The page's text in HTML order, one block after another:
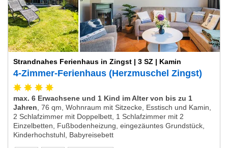
Strandnahes Ferienhaus in Zingst | 3 SZ | Kamin
4-Zimmer-Ferienhaus (Herzmuschel Zingst)
max. 6 Erwachsene und 1 Kind im Alter von bis zu 1
Jahren 76 qm, Wohnraum mit Sitzecke, Esstisch und Kamin,
2 Schlafzimmer mit Doppelbett, 1 Schlafzimmer mit 2
Einzelbetten, Fußbodenheizung, eingezäuntes Grundstück,
Kinderhochstuhl, Babyreisebett